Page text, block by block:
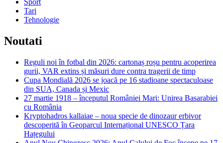
Sport
Tari
Tehnologie
Noutati
Reguli noi în fotbal din 2026: cartonaș roșu pentru acoperirea
gurii, VAR extins și măsuri dure contra tragerii de timp
Cupa Mondială 2026 se joacă pe 16 stadioane spectaculoase
din SUA, Canada și Mexic
27 martie 1918 – începutul României Mari: Unirea Basarabiei
cu România
Kryptohadros kallaiae – noua specie de dinozaur erbivor
descoperită în Geoparcul Internațional UNESCO Țara
Hațegului